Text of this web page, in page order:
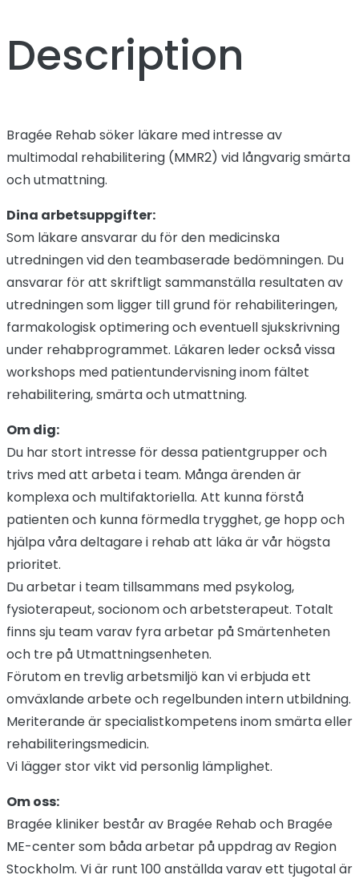
Description
Bragée Rehab söker läkare med intresse av
multimodal rehabilitering (MMR2) vid långvarig smärta
och utmattning.
Dina arbetsuppgifter:
Som läkare ansvarar du för den medicinska
utredningen vid den teambaserade bedömningen. Du
ansvarar för att skriftligt sammanställa resultaten av
utredningen som ligger till grund för rehabiliteringen,
farmakologisk optimering och eventuell sjukskrivning
under rehabprogrammet. Läkaren leder också vissa
workshops med patientundervisning inom fältet
rehabilitering, smärta och utmattning.
Om dig:
Du har stort intresse för dessa patientgrupper och
trivs med att arbeta i team. Många ärenden är
komplexa och multifaktoriella. Att kunna förstå
patienten och kunna förmedla trygghet, ge hopp och
hjälpa våra deltagare i rehab att läka är vår högsta
prioritet.
Du arbetar i team tillsammans med psykolog,
fysioterapeut, socionom och arbetsterapeut. Totalt
finns sju team varav fyra arbetar på Smärtenheten
och tre på Utmattningsenheten.
Förutom en trevlig arbetsmiljö kan vi erbjuda ett
omväxlande arbete och regelbunden intern utbildning.
Meriterande är specialistkompetens inom smärta eller
rehabiliteringsmedicin.
Vi lägger stor vikt vid personlig lämplighet.
Om oss:
Bragée kliniker består av Bragée Rehab och Bragée
ME-center som båda arbetar på uppdrag av Region
Stockholm. Vi är runt 100 anställda varav ett tjugotal är